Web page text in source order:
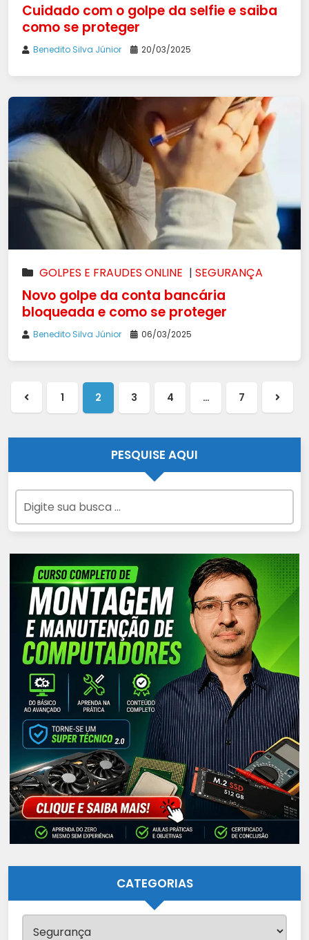
Cuidado com o golpe da selfie e saiba
como se proteger
Benedito Silva Júnior 20/03/2025
GOLPES E FRAUDES ONLINE | SEGURANÇA
Novo golpe da conta bancária
bloqueada e como se proteger
Benedito Silva Júnior 06/03/2025
Página
1 2 3 4 … 7
PESQUISE AQUI
CATEGORIAS